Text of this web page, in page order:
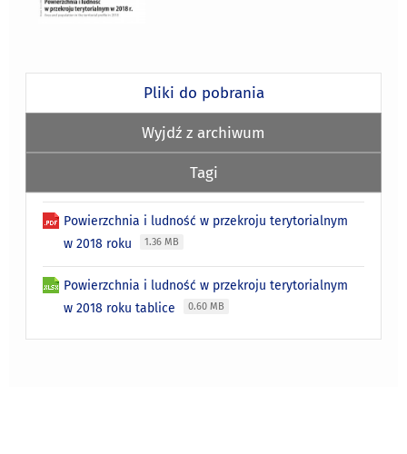
Pliki do pobrania
Wyjdź z archiwum
Tagi
Powierzchnia i ludność w przekroju terytorialnym
w 2018 roku
1.36 MB
Powierzchnia i ludność w przekroju terytorialnym
w 2018 roku tablice
0.60 MB